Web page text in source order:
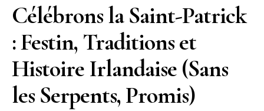
Célébrons la Saint-Patrick
: Festin, Traditions et
Histoire Irlandaise (Sans
les Serpents, Promis)